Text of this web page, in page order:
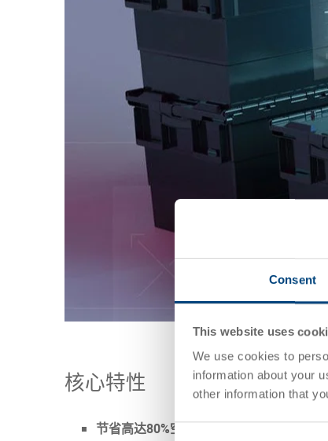
Consent
This website uses
We use cookies to
information about your
other information that
Consent
核心特性
节省高达80%空间：